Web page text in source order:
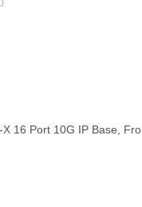
16 Port 10G IP Base, Fro